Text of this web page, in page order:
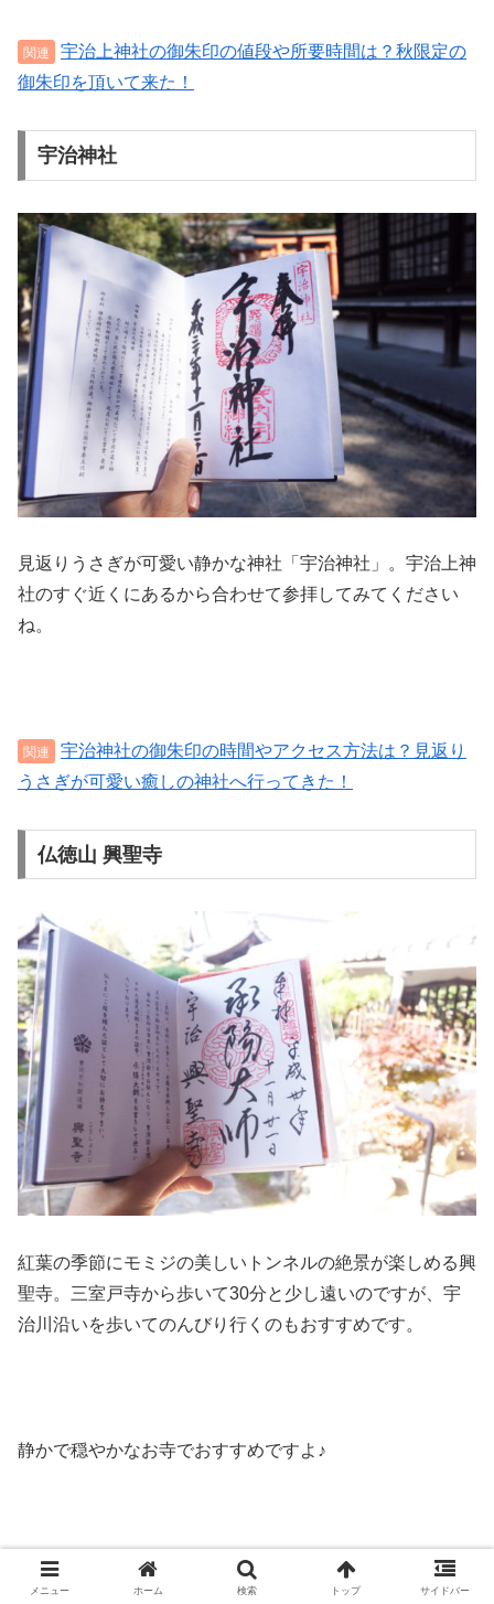
宇治上神社の御朱印の値段や所要時間は？秋限定の
御朱印を頂いて来た！
宇治神社
見返りうさぎが可愛い静かな神社「宇治神社」。宇治上神
社のすぐ近くにあるから合わせて参拝してみてください
ね。
宇治神社の御朱印の時間やアクセス方法は？見返り
うさぎが可愛い癒しの神社へ行ってきた！
仏徳山 興聖寺
紅葉の季節にモミジの美しいトンネルの絶景が楽しめる興
聖寺。三室戸寺から歩いて30分と少し遠いのですが、宇
治川沿いを歩いてのんびり行くのもおすすめです。
静かで穏やかなお寺でおすすめですよ♪
宇治興聖寺の御朱印を頂いてきた！電車でのアクセ
メニュー ホーム 検索 トップ サイドバー